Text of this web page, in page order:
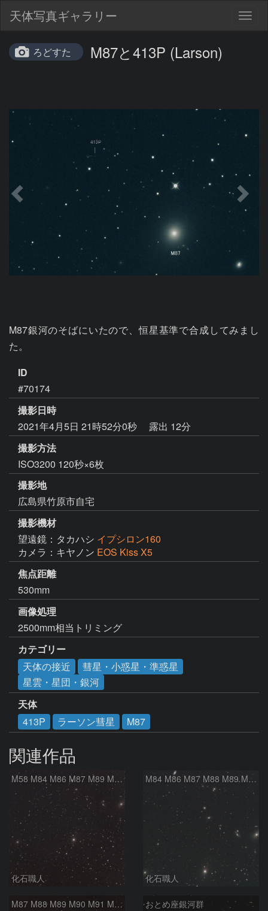
天体写真ギャラリー
ろどすた M87と413P (Larson)
M87銀河のそばにいたので、恒星基準で合成してみまし
た。
ID
#70174
撮影日時
2021年4月5日 21時52分0秒
露出 12分
撮影方法
ISO3200 120秒×6枚
撮影地
広島県竹原市自宅
撮影機材
望遠鏡：タカハシ イプシロン160
カメラ：キヤノン EOS Kiss X5
焦点距離
530mm
画像処理
2500mm相当トリミング
カテゴリー
天体の接近
彗星・小惑星・準惑星
星雲・星団・銀河
天体
413P
ラーソン彗星 M87
関連作品
M58 M84 M86 M87 M89 M90 マルカリアンの銀河鎖 おとめ座 かみのけ座
化石職人
M84 M86 M87 M88 M89 M90 M91 マルカリアンの銀河鎖 おとめ座 かみのけ座
化石職人
M87 M88 M89 M90 M91 M100 マルカリアンの銀河鎖 おとめ座 かみのけ座 おとめ座銀河群